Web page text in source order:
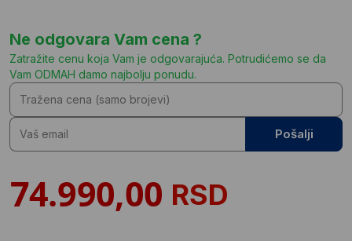
Ne odgovara Vam cena ?
Zatražite cenu koja Vam je odgovarajuća. Potrudićemo se da
Vam ODMAH damo najbolju ponudu.
Pošalji
RSD